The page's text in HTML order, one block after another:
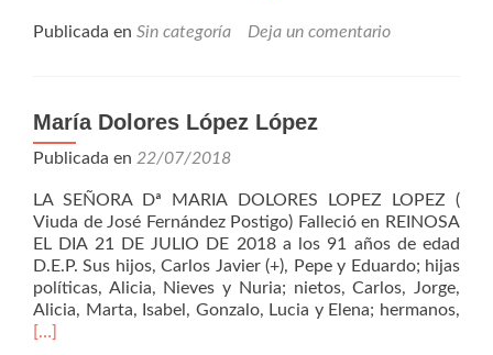
Fernandez
Publicada en Sin categoría Deja un comentario
María Dolores López López
Publicada en 22/07/2018
LA SEÑORA Dª MARIA DOLORES LOPEZ LOPEZ (
Viuda de José Fernández Postigo) Falleció en REINOSA
EL DIA 21 DE JULIO DE 2018 a los 91 años de edad
D.E.P. Sus hijos, Carlos Javier (+), Pepe y Eduardo; hijas
políticas, Alicia, Nieves y Nuria; nietos, Carlos, Jorge,
Alicia, Marta, Isabel, Gonzalo, Lucia y Elena; hermanos,
[…]